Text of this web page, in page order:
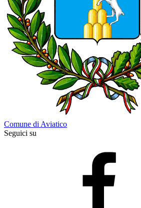
Comune di Aviatico
Seguici su